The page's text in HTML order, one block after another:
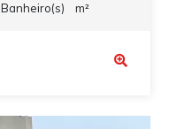
Banheiro(s)
m²